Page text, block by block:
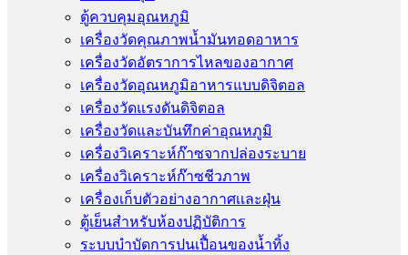
ตู้ควบคุมอุณหภูมิ
เครื่องวัดคุณภาพน้ำมันทอดอาหาร
เครื่องวัดอัตราการไหลของอากาศ
เครื่องวัดอุณหภูมิอาหารแบบดิจิตอล
เครื่องวัดแรงดันดิจิตอล
เครื่องวัดและบันทึกค่าอุณหภูมิ
เครื่องวิเคราะห์ก๊าซจากปล่องระบาย
เครื่องวิเคราะห์ก๊าซชีวภาพ
เครื่องเก็บตัวอย่างอากาศเเละฝุ่น
ตู้เย็นสำหรับห้องปฏิบัติการ
ระบบบำบัดการปนเปื้อนของน้ำทิ้ง